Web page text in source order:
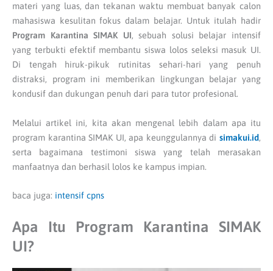
materi yang luas, dan tekanan waktu membuat banyak calon
mahasiswa kesulitan fokus dalam belajar. Untuk itulah hadir
Program Karantina SIMAK UI, sebuah solusi belajar intensif
yang terbukti efektif membantu siswa lolos seleksi masuk UI.
Di tengah hiruk-pikuk rutinitas sehari-hari yang penuh
distraksi, program ini memberikan lingkungan belajar yang
kondusif dan dukungan penuh dari para tutor profesional.
Melalui artikel ini, kita akan mengenal lebih dalam apa itu
program karantina SIMAK UI, apa keunggulannya di simakui.id,
serta bagaimana testimoni siswa yang telah merasakan
manfaatnya dan berhasil lolos ke kampus impian.
baca juga: intensif cpns
Apa Itu Program Karantina SIMAK
UI?